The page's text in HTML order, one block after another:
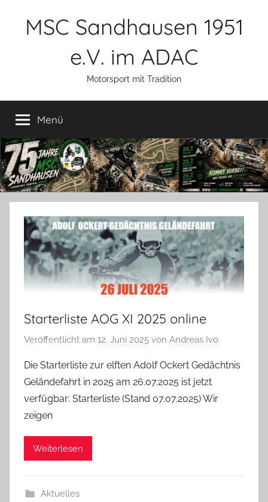
MSC Sandhausen 1951
e.V. im ADAC
Motorsport mit Tradition
Menü
Starterliste AOG XI 2025 online
Veröffentlicht am 12. Juni 2025 von Andreas Ivo
Die Starterliste zur elften Adolf Ockert Gedächtnis
Geländefahrt in 2025 am 26.07.2025 ist jetzt
verfügbar: Starterliste (Stand 07.07.2025) Wir
zeigen
Weiterlesen
Aktuelles